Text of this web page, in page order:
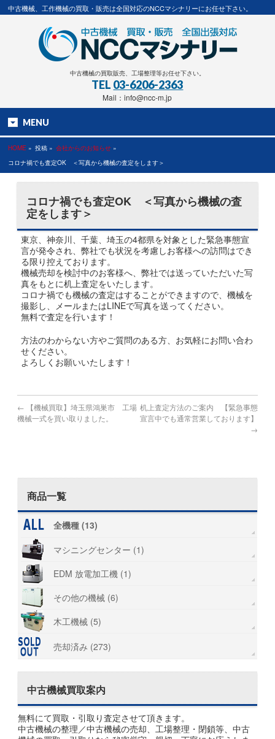
中古機械、工作機械の買取・販売は全国対応のNCCマシナリーにお任せ下さい。
中古機械の買取販売、工場整理等お任せ下さい。
TEL 03-6206-2363
Mail：info@ncc-m.jp
MENU
HOME » 投稿 » 会社からのお知らせ »
コロナ禍でも査定OK ＜写真から機械の査定をします＞
コロナ禍でも査定OK ＜写真から機械の査
定をします＞
東京、神奈川、千葉、埼玉の4都県を対象とした緊急事態宣
言が発令され、弊社でも状況を考慮しお客様への訪問はでき
る限り控えております。
機械売却を検討中のお客様へ、弊社では送っていただいた写
真をもとに机上査定をいたします。
コロナ禍でも機械の査定はすることができますので、機械を
撮影し、メールまたはLINEで写真を送ってください。
無料で査定を行います！
方法のわからない方やご質問のある方、お気軽にお問い合わ
せください。
よろしくお願いいたします！
← 【機械買取】埼玉県鴻巣市 工場
機械一式を買い取りました。
机上査定方法のご案内 【緊急事態
宣言中でも通常営業しております】
→
商品一覧
全機種 (13)
マシニングセンター (1)
EDM 放電加工機 (1)
その他の機械 (6)
木工機械 (5)
売却済み (273)
中古機械買取案内
無料にて買取・引取り査定させて頂きます。
中古機械の整理／中古機械の売却、工場整理・閉鎖等、中古